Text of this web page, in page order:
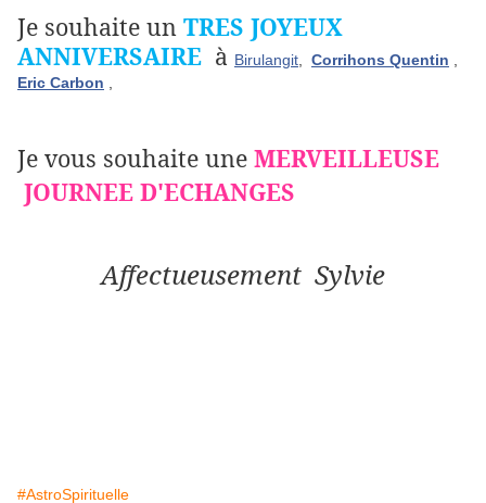
Je souhaite un TRES JOYEUX
ANNIVERSAIRE à Birulangit Corrihons Quentin
Eric Carbon
Je vous souhaite une MERVEILLEUSE
JOURNEE D'ECHANGES
Affectueusement Sylvie
#AstroSpirituelle